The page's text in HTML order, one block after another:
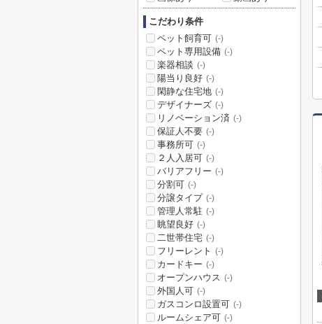
こだわり条件
ペット飼育可 (-)
ペット専用設備 (-)
楽器相談 (-)
陽当り良好 (-)
閑静な住宅地 (-)
デザイナーズ (-)
リノベーション済 (-)
保証人不要 (-)
事務所可 (-)
２人入居可 (-)
バリアフリー (-)
分割可 (-)
分譲タイプ (-)
管理人常駐 (-)
眺望良好 (-)
二世帯住宅 (-)
フリーレント (-)
カードキー (-)
オープンハウス (-)
外国人可 (-)
ガスコンロ設置可 (-)
ルームシェア可 (-)